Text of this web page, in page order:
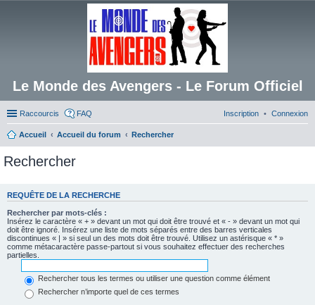
Le Monde des Avengers - Le Forum Officiel
Raccourcis FAQ Connexion
Inscription
Accueil Accueil du forum Rechercher
Rechercher
REQUÊTE DE LA RECHERCHE
Rechercher par mots-clés :
Insérez le caractère « + » devant un mot qui doit être trouvé et « - » devant un mot qui
doit être ignoré. Insérez une liste de mots séparés entre des barres verticales
discontinues « | » si seul un des mots doit être trouvé. Utilisez un astérisque « * »
comme métacaractère passe-partout si vous souhaitez effectuer des recherches
partielles.
Rechercher tous les termes ou utiliser une question comme élément
Rechercher n’importe quel de ces termes